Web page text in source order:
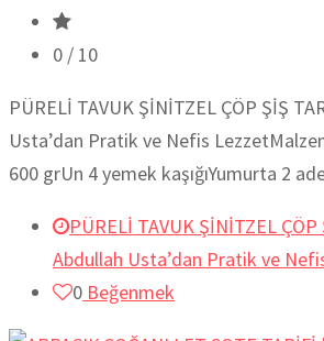
0 / 10
PÜRELİ TAVUK ŞİNİTZEL ÇÖP ŞİŞ
Usta’dan Pratik ve Nefis
600 grUn 4 yemek kaşığıYumurta 2
PÜRELİ TAVUK ŞİNİTZEL
Abdullah Usta’dan Pratik ve
0 Beğenmek